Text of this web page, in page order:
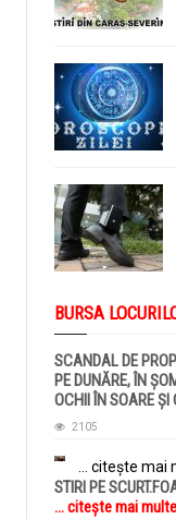
BURSA
SCANDAL DE
PE DUNĂRE, ÎN
OCHII ÎN SOARE ȘI
citește mai multe
2105
... citește mai
STIRI PE
... citește mai multe